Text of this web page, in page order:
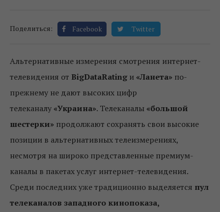
Поделиться: Facebook Twitter
Альтернативные измерения смотрения интернет-
телевидения от BigDataRating и «Ланета» по-
прежнему не дают высоких цифр
телеканалу «Украина». Телеканалы «большой
шестерки» продолжают сохранять свои высокие
позиции в альтернативных телеизмерениях,
несмотря на широко представленные премиум-
каналы в пакетах услуг интернет-телевидения.
Среди последних уже традиционно выделяется пул
телеканалов западного кинопоказа,